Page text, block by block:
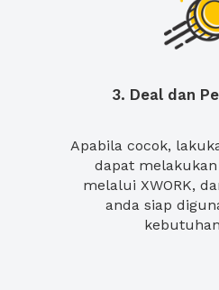
3. Deal dan
Apabila cocok,
dapat
melalui XWORK,
anda siap